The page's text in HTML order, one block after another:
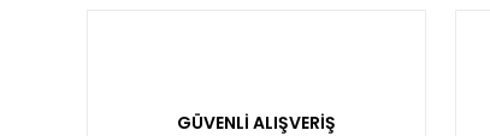
GÜVENLİ ALIŞVERİŞ